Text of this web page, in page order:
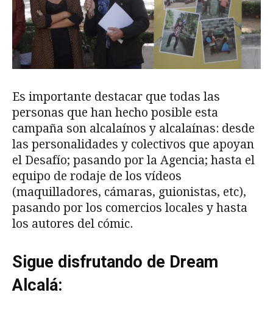
Es importante destacar que todas las
personas que han hecho posible esta
campaña son alcalaínos y alcalaínas: desde
las personalidades y colectivos que apoyan
el Desafío; pasando por la Agencia; hasta el
equipo de rodaje de los vídeos
(maquilladores, cámaras, guionistas, etc),
pasando por los comercios locales y hasta
los autores del cómic.
Sigue disfrutando de Dream
Alcalá: